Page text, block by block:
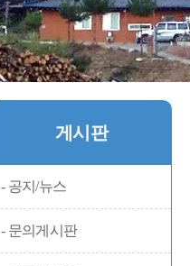
게시판
- 공지/뉴스
- 문의게시판